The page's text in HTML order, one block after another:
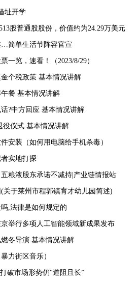
址开学
股普通股股份，价值约为24.29万美元
简单生活节阵容官宣
一览，速看！（2023/8/29）
个税政策 基本情况讲解
餐 基本情况讲解
?中方回应 基本情况讲解
役仪式 基本情况讲解
安装（如何用电脑给手机杀毒）
实地打探
粮液股东承诺不减持|产业链情报站
关于莱州市程郭镇育才幼儿园简述)
,法律是如何规定的
举行多项人工智能领域新成果发布
冬导演 基本情况讲解
力街区音乐）
破市场形势仍“道阻且长”